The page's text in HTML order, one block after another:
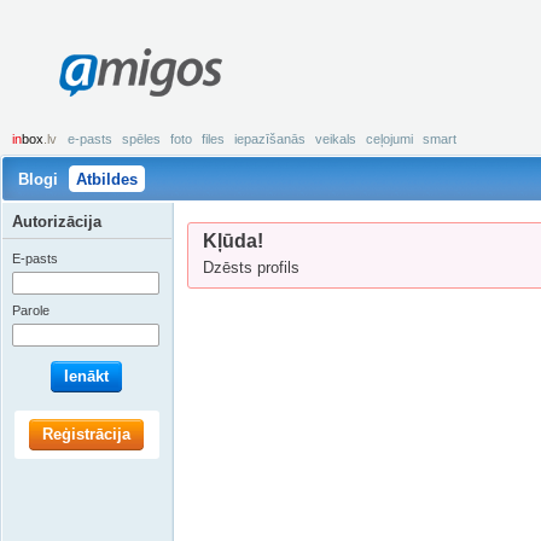
amigos
inbox .lv e-pasts spēles foto files iepazīšanās veikals ceļojumi smart
Blogi Atbildes
Kļūda!
Dzēsts profils
Autorizācija
E-pasts
Parole
Ienākt
Reģistrācija